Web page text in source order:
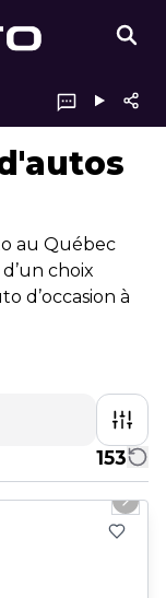
au Québec
choix
d’occasion à
153
1/23
Next